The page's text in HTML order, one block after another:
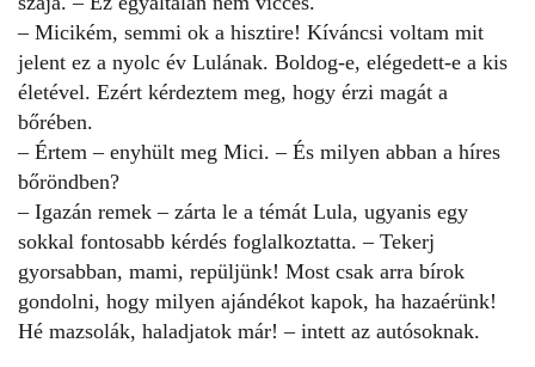
– Micikém, semmi ok a hisztire! Kíváncsi voltam mit
jelent ez a nyolc év Lulának. Boldog-e, elégedett-e a kis
életével. Ezért kérdeztem meg, hogy érzi magát a
bőrében.
– Értem – enyhült meg Mici. – És milyen abban a híres
bőröndben?
– Igazán remek – zárta le a témát Lula, ugyanis egy
sokkal fontosabb kérdés foglalkoztatta. – Tekerj
gyorsabban, mami, repüljünk! Most csak arra bírok
gondolni, hogy milyen ajándékot kapok, ha hazaérünk!
Hé mazsolák, haladjatok már! – intett az autósoknak.